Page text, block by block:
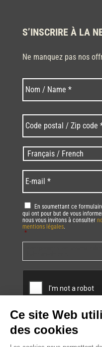
S’INSCRIRE À LA
Ne manquez pas nos
Nom *
postal
/
Zip
code
* *
Langues
/
Language *
mail *
RGPD *
En soumettant ce
qui ont pour but de vous
nous vous invitons à consulter
mentions légales.
*